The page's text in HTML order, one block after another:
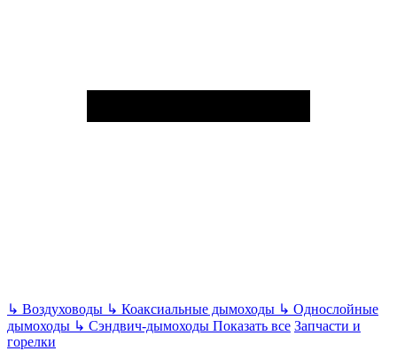
↳ Воздуховоды ↳ Коаксиальные дымоходы ↳ Однослойные
дымоходы ↳ Сэндвич-дымоходы Показать все Запчасти и
горелки